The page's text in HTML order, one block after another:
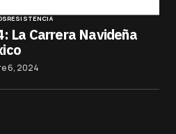
RESISTENCIA
La Carrera Navideña
6, 2024